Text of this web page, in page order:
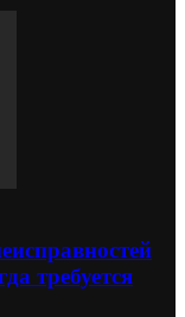
требуется